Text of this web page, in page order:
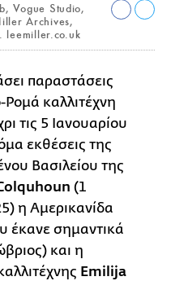
Vogue Studio,
Archives,
leemiller.co.uk
παραστάσεις
καλλιτέχνη
τις 5 Ιανουαρίου
εκθέσεις της
Βασιλείου της
(1
η Αμερικανίδα
έκανε σημαντικά
και η
Emilija